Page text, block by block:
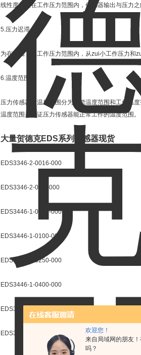
欢迎您！
来自局域网的朋友
吗？
线性度是指在工作压力范围内，传感器输出与压力之
5.压力迟滞
为在室温下及工作压力范围内，从zui小工作压力和
6.温度范围
压力传感器的温度范围分为补偿温度范围和工作温
温度范围是保证压力传感器能正常工作的温度范围。
大量贺德克EDS系列传感器现货
EDS3346-2-0016-000
EDS3346-2-06.0-000
EDS3446-1-0040-000
EDS3446-1-0100-000
EDS3446-1-0250-000
EDS3446-1-0400-000
EDS3446-1-0600-000
EDS3446-2-0040-000